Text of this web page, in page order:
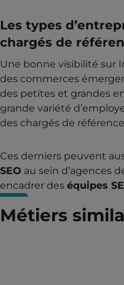
Les types
chargés de
Une bonne visibilité sur
des commerces
des petites et grandes
grande variété
des chargés de
Ces derniers peuvent
SEO au sein d’agences
encadrer des équipes
Métiers